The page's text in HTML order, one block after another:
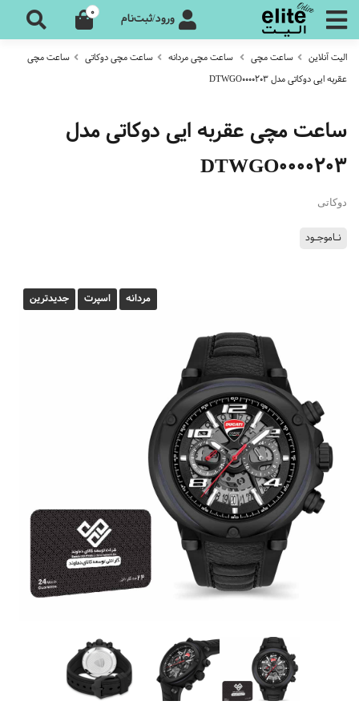
ورود/ثبت‌نام 0
الیت آنلاین ساعت مچی ساعت مچی مردانه ساعت مچی دوکاتی
ساعت مچی
عقربه ایی دوکاتی مدل DTWGO0000203
ساعت مچی عقربه ایی دوکاتی مدل
DTWGO0000203
دوکاتی
نـاموجـود
مردانه اسپرت جدیدترین